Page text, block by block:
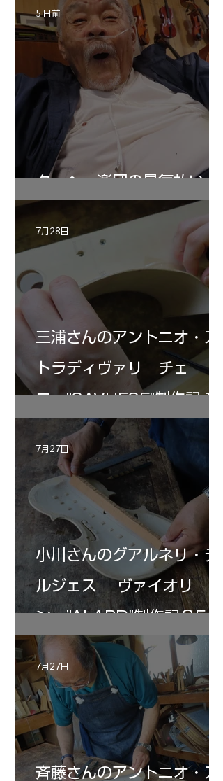
ターヘー楽団の暑気払い
5 日前
三浦さんのアントニオ・ス
トラディヴァリ チェ
ロ ”SAVUESE"制作記１2
7月28日
小川さんのグアルネリ・デ
ルジェス ヴァイオリ
ン ”ALARD"制作記３5
7月27日
斉藤さんのアントニオ・ス
7月27日